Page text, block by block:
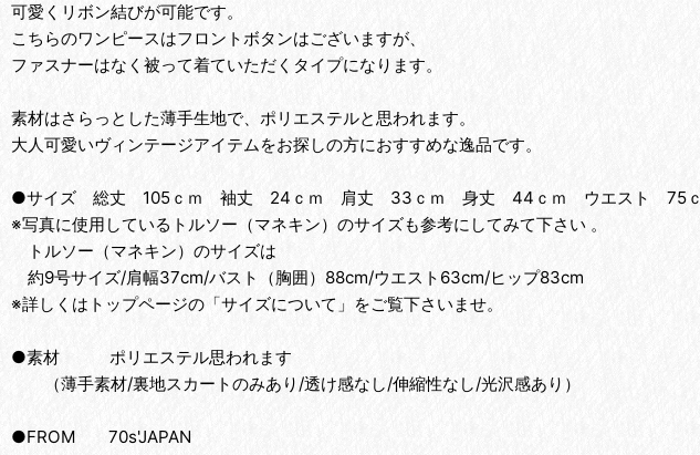
可愛くリボン結びが可能です。
こちらのワンピースはフロントボタンはございますが、
ファスナーはなく被って着ていただくタイプになります。
素材はさらっとした薄手生地で、ポリエステルと思われます。
大人可愛いヴィンテージアイテムをお探しの方におすすめな逸品です。
●サイズ 総丈 105ｃｍ 袖丈 24ｃｍ 肩丈 33ｃｍ 身丈 44ｃｍ ウエスト 75
※写真に使用しているトルソー（マネキン）のサイズも参考にしてみて下さい 。
トルソー（マネキン）のサイズは
約9号サイズ/肩幅37cm/バスト（胸囲）88cm/ウエスト63cm/ヒップ83cm
※詳しくはトップページの「サイズについて」をご覧下さいませ。
●素材 ポリエステル思われます
（薄手素材/裏地スカートのみあり/透け感なし/伸縮性なし/光沢感あり）
●FROM 70s'JAPAN